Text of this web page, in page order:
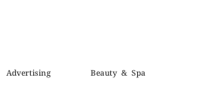
Advertising Beauty & Spa